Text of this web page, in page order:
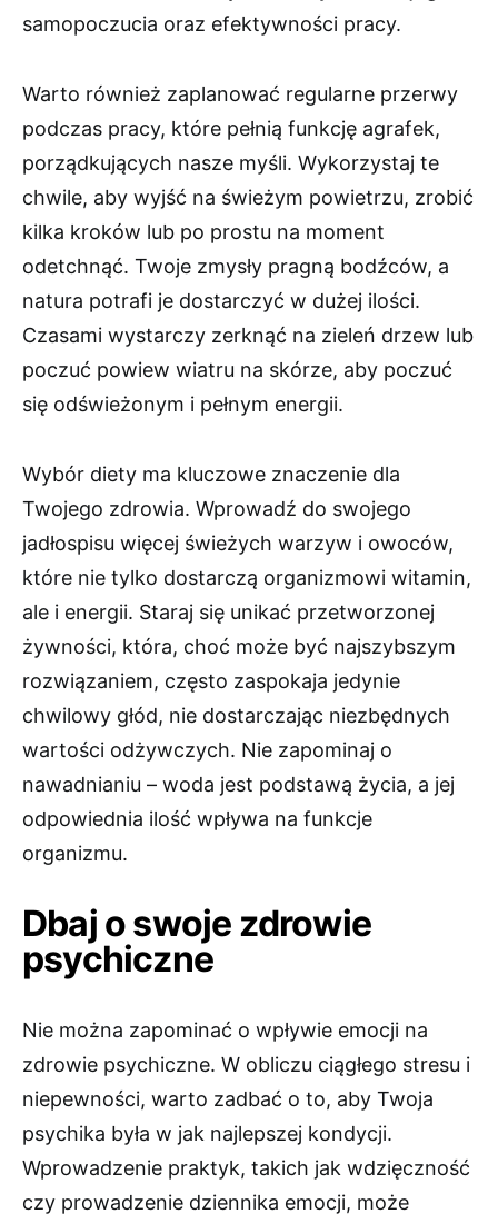
samopoczucia oraz efektywności pracy.
Warto również zaplanować regularne przerwy
podczas pracy, które pełnią funkcję agrafek,
porządkujących nasze myśli. Wykorzystaj te
chwile, aby wyjść na świeżym powietrzu, zrobić
kilka kroków lub po prostu na moment
odetchnąć. Twoje zmysły pragną bodźców, a
natura potrafi je dostarczyć w dużej ilości.
Czasami wystarczy zerknąć na zieleń drzew lub
poczuć powiew wiatru na skórze, aby poczuć
się odświeżonym i pełnym energii.
Wybór diety ma kluczowe znaczenie dla
Twojego zdrowia. Wprowadź do swojego
jadłospisu więcej świeżych warzyw i owoców,
które nie tylko dostarczą organizmowi witamin,
ale i energii. Staraj się unikać przetworzonej
żywności, która, choć może być najszybszym
rozwiązaniem, często zaspokaja jedynie
chwilowy głód, nie dostarczając niezbędnych
wartości odżywczych. Nie zapominaj o
nawadnianiu – woda jest podstawą życia, a jej
odpowiednia ilość wpływa na funkcje
organizmu.
Dbaj o swoje zdrowie
psychiczne
Nie można zapominać o wpływie emocji na
zdrowie psychiczne. W obliczu ciągłego stresu i
niepewności, warto zadbać o to, aby Twoja
psychika była w jak najlepszej kondycji.
Wprowadzenie praktyk, takich jak wdzięczność
czy prowadzenie dziennika emocji, może